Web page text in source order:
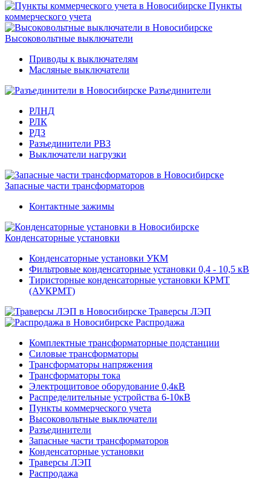
Пункты
коммерческого учета
Высоковольтные выключатели
Приводы к выключателям
Масляные выключатели
Разъединители
РЛНД
РЛК
РДЗ
Разъединители РВЗ
Выключатели нагрузки
Запасные части трансформаторов
Контактные зажимы
Конденсаторные установки
Конденсаторные установки УКМ
Фильтровые конденсаторные установки 0,4 - 10,5 кВ
Тиристорные конденсаторные установки КРМТ
(АУКРМТ)
Траверсы ЛЭП
Распродажа
Комплектные трансформаторные подстанции
Силовые трансформаторы
Трансформаторы напряжения
Трансформаторы тока
Электрощитовое оборудование 0,4кВ
Распределительные устройства 6-10кВ
Пункты коммерческого учета
Высоковольтные выключатели
Разъединители
Запасные части трансформаторов
Конденсаторные установки
Траверсы ЛЭП
Распродажа